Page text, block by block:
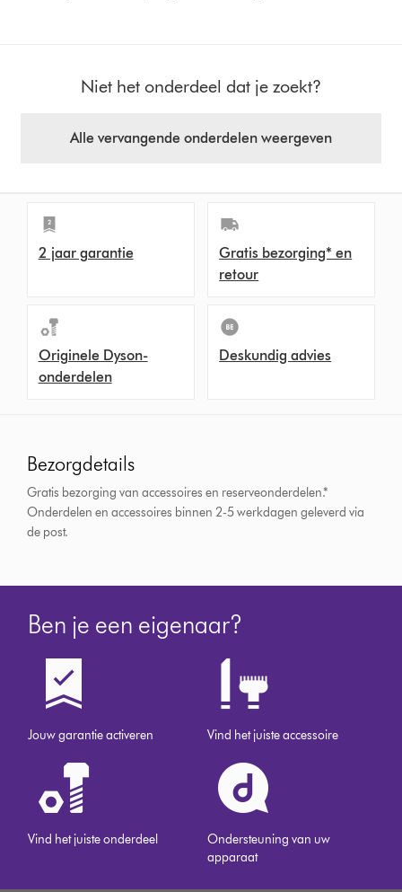
Niet het onderdeel dat je zoekt?
Alle vervangende onderdelen weergeven
2 jaar garantie
Gratis bezorging* en
retour
Originele Dyson-
onderdelen
Deskundig advies
Bezorgdetails
Gratis bezorging van accessoires en reserveonderdelen.*
Onderdelen en accessoires binnen 2-5 werkdagen geleverd via
de post.
Ben je een eigenaar?
Jouw garantie activeren Vind het juiste accessoire
Vind het juiste onderdeel
Ondersteuning van uw
apparaat